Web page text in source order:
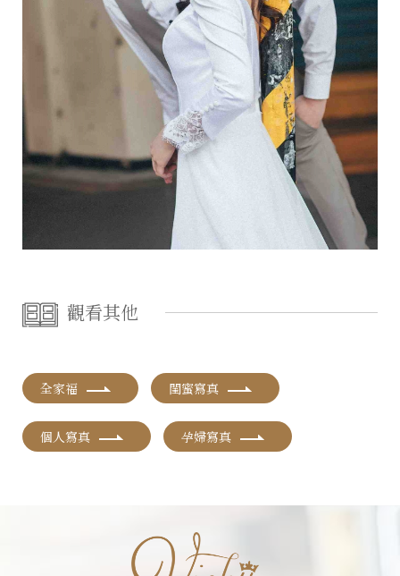
觀看其他
全家福 閨蜜寫真
個人寫真 孕婦寫真